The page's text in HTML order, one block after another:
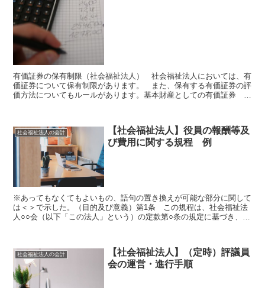
有価証券の保有制限（社会福祉法人） 社会福祉法人においては、有
価証券について保有制限があります。 また、保有する有価証券の評
価方法についてもルールがあります。基本財産としての有価証券 基
社会福祉法人の会計
【社会福祉法人】役員の報酬等及
び費用に関する規程 例
※あってもなくてもよいもの、語句の置き換えが可能な部分に関して
は＜＞で示した。（目的及び意義）第1条 この規程は、社会福祉法
人○○会（以下「この法人」という）の定款第○条の規定に基づき、役
社会福祉法人の会計
【社会福祉法人】（定時）評議員
会の運営・進行手順